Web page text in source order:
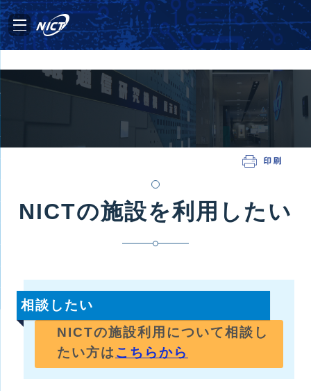
NICTの施設を利用したい
相談したい
NICTの施設利用について相談し
たい方は こちらから